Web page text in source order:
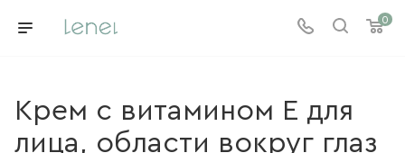
0
Крем с витамином Е для
лица, области вокруг глаз